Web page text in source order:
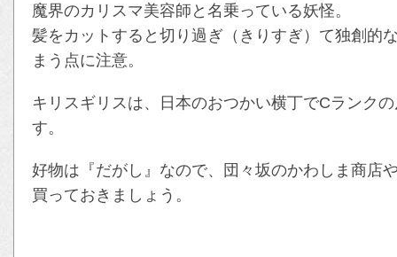
魔界のカリスマ美容師と名乗っている妖怪。
髪をカットすると切り過ぎ（きりすぎ）て独創的
まう点に注意。
キリスギリスは、日本のおつかい横丁でCランク
す。
好物は『だがし』なので、団々坂のかわしま商店
買っておきましょう。